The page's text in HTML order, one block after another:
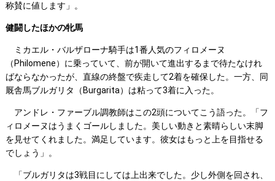
称賛に値します」。
健闘したほかの牝馬
ミカエル・バルザローナ騎手は1番人気のフィロメーヌ
（Philomene）に乗っていて、前が開いて進出するまで待たなけれ
ばならなかったが、直線の終盤で疾走して2着を確保した。一方、同
厩舎馬ブルガリタ（Burgarita）は粘って3着に入った。
アンドレ・ファーブル調教師はこの2頭についてこう語った。「フ
ィロメーヌはうまくゴールしました。美しい動きと素晴らしい末脚
を見せてくれました。満足しています。彼女はもっと上を目指せる
でしょう」。
「ブルガリタは3戦目にしては上出来でした。少し外側を回され、